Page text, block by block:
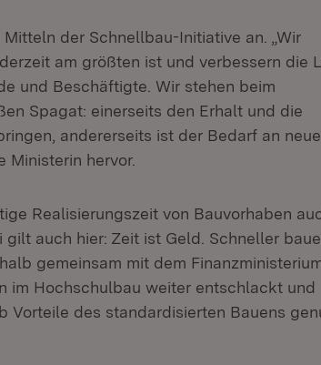
der Schnellbau-Initiative an. „Wir
am größten ist und verbessern die
und Beschäftigte. Wir stehen beim
Spagat: einerseits den Erhalt und die
andererseits ist der Bedarf an
Ministerin hervor.
Realisierungszeit von Bauvorhaben
auch hier: Zeit ist Geld. Schneller
gemeinsam mit dem
im Hochschulbau weiter entschlackt und
Vorteile des standardisierten Bauens